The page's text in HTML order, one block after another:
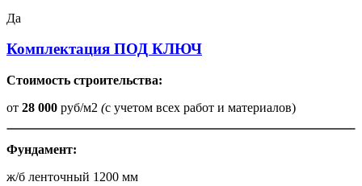
Да
Комплектация ПОД КЛЮЧ
Стоимость строительства:
от 28 000 руб/м2 (с учетом всех работ и материалов)
Фундамент:
ж/б ленточный 1200 мм